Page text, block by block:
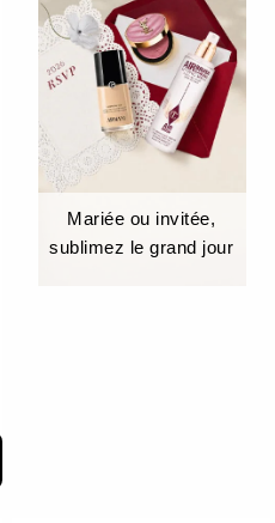
Mariée ou invitée,
sublimez le grand jour